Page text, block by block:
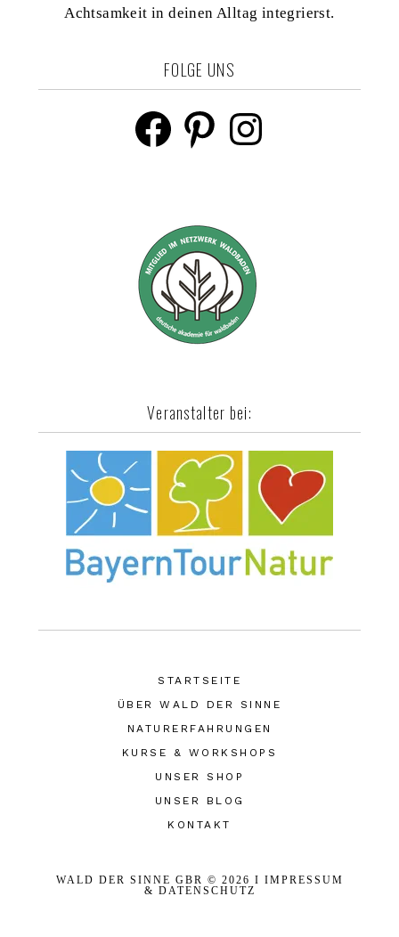
Achtsamkeit in deinen Alltag integrierst.
FOLGE UNS
Veranstalter bei:
STARTSEITE
ÜBER WALD DER SINNE
NATURERFAHRUNGEN
KURSE & WORKSHOPS
UNSER SHOP
UNSER BLOG
KONTAKT
WALD DER SINNE GBR © 2026 I IMPRESSUM
& DATENSCHUTZ